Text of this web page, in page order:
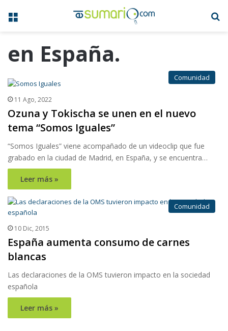
Menú
en España.
Comunidad
11 Ago, 2022
Ozuna y Tokischa se unen en el nuevo
tema “Somos Iguales”
“Somos Iguales” viene acompañado de un videoclip que fue
grabado en la ciudad de Madrid, en España, y se encuentra…
Leer más »
Comunidad
10 Dic, 2015
España aumenta consumo de carnes
blancas
Las declaraciones de la OMS tuvieron impacto en la sociedad
española
Leer más »